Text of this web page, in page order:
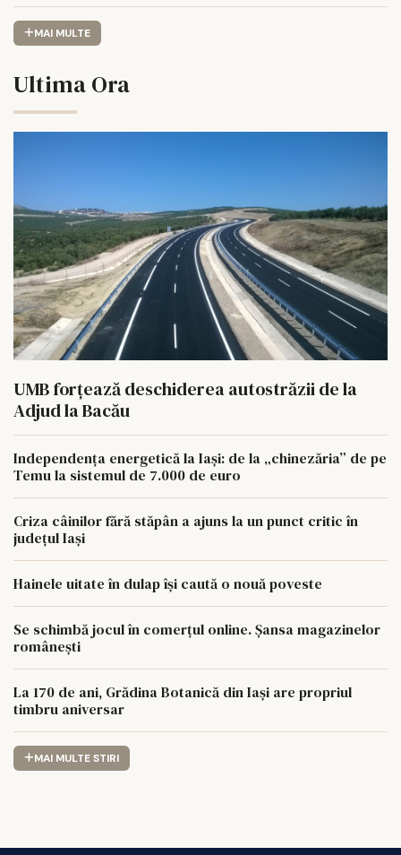
MAI MULTE
Ultima Ora
UMB forțează deschiderea autostrăzii de la
Adjud la Bacău
Independența energetică la Iași: de la „chinezăria” de pe
Temu la sistemul de 7.000 de euro
Criza câinilor fără stăpân a ajuns la un punct critic în
județul Iași
Hainele uitate în dulap îşi caută o nouă poveste
Se schimbă jocul în comerțul online. Șansa magazinelor
românești
La 170 de ani, Grădina Botanică din Iași are propriul
timbru aniversar
MAI MULTE STIRI